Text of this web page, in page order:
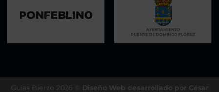
Guías Bierzo 2026 © Diseño Web desarrollado por César